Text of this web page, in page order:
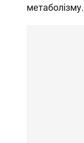
метаболізму.